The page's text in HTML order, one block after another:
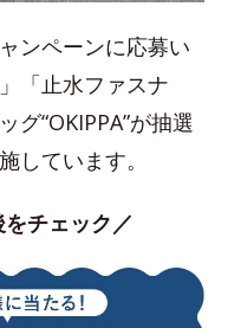
ンペーンに応募い
「止水ファスナ
グ“OKIPPA”が抽選
しています。
チェック／